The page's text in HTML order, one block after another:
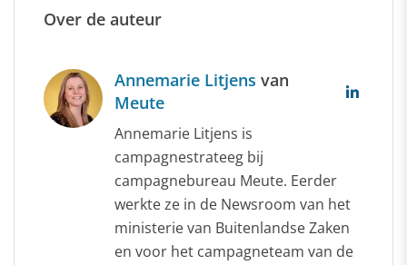
Over de auteur
Annemarie Litjens van
Meute
Annemarie Litjens is
campagnestrateeg bij
campagnebureau Meute. Eerder
werkte ze in de Newsroom van het
ministerie van Buitenlandse Zaken
en voor het campagneteam van de